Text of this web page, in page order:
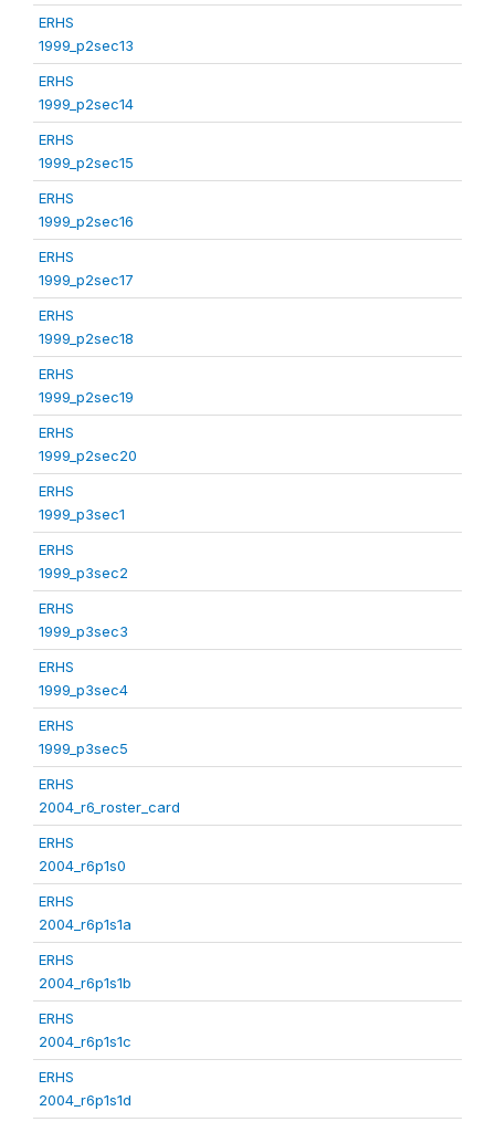
ERHS
1999_p2sec13
ERHS
1999_p2sec14
ERHS
1999_p2sec15
ERHS
1999_p2sec16
ERHS
1999_p2sec17
ERHS
1999_p2sec18
ERHS
1999_p2sec19
ERHS
1999_p2sec20
ERHS
1999_p3sec1
ERHS
1999_p3sec2
ERHS
1999_p3sec3
ERHS
1999_p3sec4
ERHS
1999_p3sec5
ERHS
2004_r6_roster_card
ERHS
2004_r6p1s0
ERHS
2004_r6p1s1a
ERHS
2004_r6p1s1b
ERHS
2004_r6p1s1c
ERHS
2004_r6p1s1d